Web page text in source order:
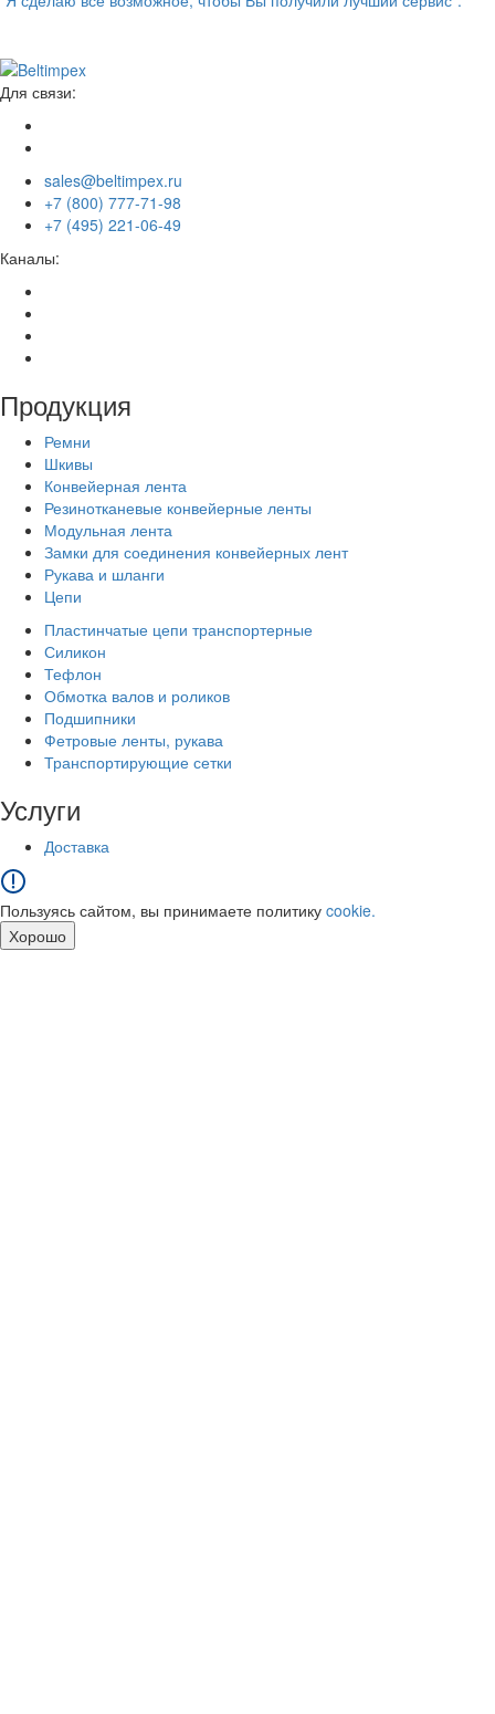
Для связи:
sales@beltimpex.ru
+7 (800) 777-71-98
+7 (495) 221-06-49
Каналы:
Продукция
Ремни
Шкивы
Конвейерная лента
Резинотканевые конвейерные ленты
Модульная лента
Замки для соединения конвейерных лент
Рукава и шланги
Цепи
Пластинчатые цепи транспортерные
Силикон
Тефлон
Обмотка валов и роликов
Подшипники
Фетровые ленты, рукава
Транспортирующие сетки
Услуги
Доставка
Пользуясь сайтом, вы принимаете политику cookie.
Хорошо